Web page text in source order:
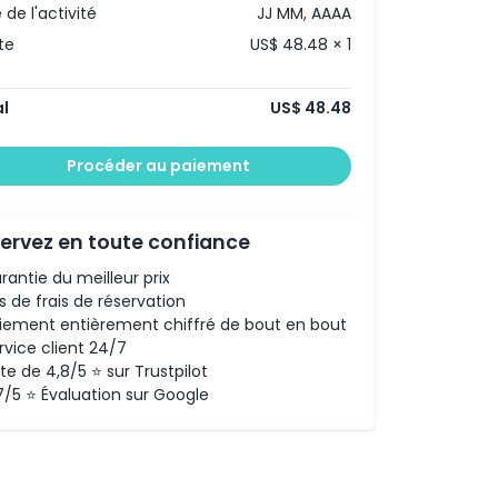
de l'activité
JJ MM, AAAA
US$ 48.48 × 1
US$ 48.48
Procéder au paiement
en toute confiance
du meilleur prix
de frais de réservation
entièrement chiffré de bout en bout
client 24/7
de 4,8/5 ⭐ sur Trustpilot
5 ⭐ Évaluation sur Google